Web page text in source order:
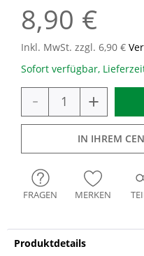
8,90 €
Inkl. MwSt. zzgl. 6,90 €
Sofort verfügbar,
- +
IN IHREM
FRAGEN MERKEN
Produktdetails